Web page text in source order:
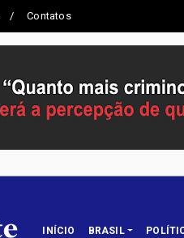
Contatos
INÍCIO BRASIL